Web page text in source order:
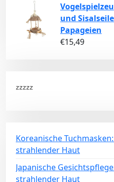
und
Papageien
€15,49
zzzzz
Koreanische
strahlender Haut
Japanische
strahlender Haut